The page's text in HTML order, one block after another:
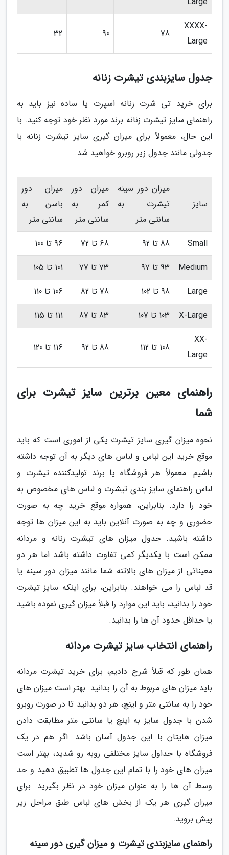
XXXX-
Large
78
90
32
جدول سایزبندی تیشرت زنانه
برای خرید تی شرت زنانه اسپرت یا ساده نیز باید به
راهنمای سایز تیشرت زنانه برند مورد نظر خود توجه کنید. با
این حال، معمولاً برای میزان گیری سایز تیشرت زنانه با
جدولی مانند جدول زیر روبرو خواهید شد.
سایز
میزان دور سینه
تیشرت به
سانتی متر
میزان دور
کمر به
سانتی متر
میزان دور
باسن به
سانتی متر
Small
88 تا 92 68 تا 72
96 تا 100
Medium
93 تا 97 73 تا 77
101 تا 105
Large
98 تا 102 78 تا 82
106 تا 110
X-Large
103 تا 107 83 تا 87
111 تا 115
XX-
Large
108 تا 112 88 تا 92 116 تا 120
راهنمای معین برترین سایز تیشرت برای
شما
نحوه میزان گیری سایز تیشرت یکی از اموری است که باید
موقع خرید این لباس و لباس های دیگر به آن توجه داشته
باشیم. معمولاً هر فروشگاه یا برند تولیدکننده تیشرت و
لباس راهنمای سایز بندی تیشرت و لباس های مخصوص به
خود را دارد. بنابراین، همواره موقع خرید چه به صورت
حضوری و چه به صورت آنلاین باید به این میزان ها توجه
داشته باشید. جدول میزان های تیشرت زنانه و مردانه
ممکن است با یکدیگر کمی تفاوت داشته باشد اما هر دو
معیناتی از میزان های بالاتنه شما مانند میزان دور سینه یا
قد لباس را می خواهند. بنابراین، برای اینکه سایز تیشرت
خود را بدانید، باید این موارد را قبلاً میزان گیری نموده باشید
یا حداقل حدود آن ها را بدانید.
راهنمای انتخاب سایز تیشرت مردانه
همان طور که قبلاً شرح دادیم، برای خرید تیشرت مردانه
باید میزان های مربوط به آن را بدانید. بهتر است میزان های
خود را به سانتی متر و اینچ، هر دو بدانید تا در صورت روبرو
شدن با جدول سایز به اینچ یا سانتی متر مطابقت دادن
میزان هایتان با این جدول آسان باشد. اگر هم در یک
فروشگاه با جداول سایز مختلفی روبه رو شدید، بهتر است
میزان های خود را با تمام این جدول ها تطبیق دهید و حد
وسط آن ها را به عنوان میزان خود در نظر بگیرید. برای
میزان گیری هر یک از بخش های لباس طبق مراحل زیر
پیش بروید.
راهنمای سایزبندی تیشرت و میزان گیری دور سینه